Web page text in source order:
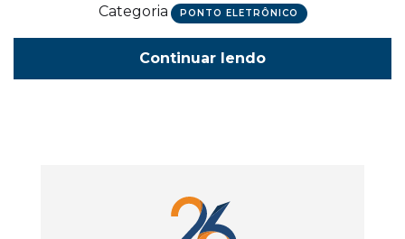
Categoria PONTO ELETRÔNICO
Continuar lendo